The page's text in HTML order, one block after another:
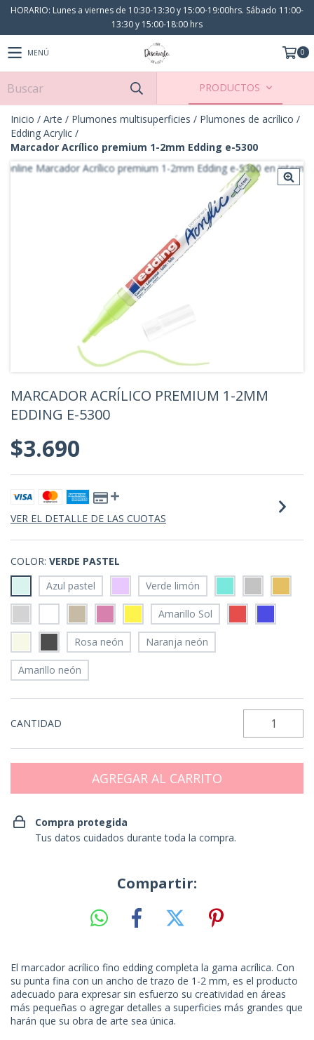
HORARIO: Lunes a viernes de 10:30-13:30 y 15:00-19:00hrs. Sábado 11:00-
13:30 y 15:00-18:00 hrs
MENÚ 0
PRODUCTOS
Inicio / Arte / Plumones multisuperficies / Plumones de acrílico /
Edding Acrylic /
Marcador Acrílico premium 1-2mm Edding e-5300
MARCADOR ACRÍLICO PREMIUM 1-2MM
EDDING E-5300
$3.690
VER EL DETALLE DE LAS CUOTAS
COLOR: VERDE PASTEL
Azul pastel
Verde limón
Amarillo Sol
Rosa neón Naranja neón
Amarillo neón
CANTIDAD
Compra protegida
Tus datos cuidados durante toda la compra.
Compartir:
El marcador acrílico fino edding completa la gama acrílica. Con
su punta fina con un ancho de trazo de 1-2 mm, es el producto
adecuado para expresar sin esfuerzo su creatividad en áreas
más pequeñas o agregar detalles a superficies más grandes que
harán que su obra de arte sea única.